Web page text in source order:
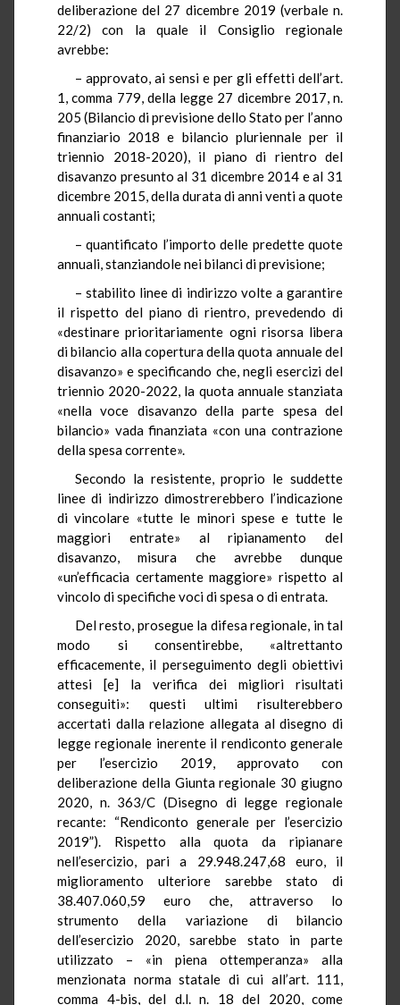
deliberazione del 27 dicembre 2019 (verbale n.
22/2) con la quale il Consiglio regionale
avrebbe:
– approvato, ai sensi e per gli effetti dell’art.
1, comma 779, della legge 27 dicembre 2017, n.
205 (Bilancio di previsione dello Stato per l’anno
finanziario 2018 e bilancio pluriennale per il
triennio 2018-2020), il piano di rientro del
disavanzo presunto al 31 dicembre 2014 e al 31
dicembre 2015, della durata di anni venti a quote
annuali costanti;
– quantificato l’importo delle predette quote
annuali, stanziandole nei bilanci di previsione;
– stabilito linee di indirizzo volte a garantire
il rispetto del piano di rientro, prevedendo di
«destinare prioritariamente ogni risorsa libera
di bilancio alla copertura della quota annuale del
disavanzo» e specificando che, negli esercizi del
triennio 2020-2022, la quota annuale stanziata
«nella voce disavanzo della parte spesa del
bilancio» vada finanziata «con una contrazione
della spesa corrente».
Secondo la resistente, proprio le suddette
linee di indirizzo dimostrerebbero l’indicazione
di vincolare «tutte le minori spese e tutte le
maggiori entrate» al ripianamento del
disavanzo, misura che avrebbe dunque
«un’efficacia certamente maggiore» rispetto al
vincolo di specifiche voci di spesa o di entrata.
Del resto, prosegue la difesa regionale, in tal
modo si consentirebbe, «altrettanto
efficacemente, il perseguimento degli obiettivi
attesi [e] la verifica dei migliori risultati
conseguiti»: questi ultimi risulterebbero
accertati dalla relazione allegata al disegno di
legge regionale inerente il rendiconto generale
per l’esercizio 2019, approvato con
deliberazione della Giunta regionale 30 giugno
2020, n. 363/C (Disegno di legge regionale
recante: “Rendiconto generale per l’esercizio
2019”). Rispetto alla quota da ripianare
nell’esercizio, pari a 29.948.247,68 euro, il
miglioramento ulteriore sarebbe stato di
38.407.060,59 euro che, attraverso lo
strumento della variazione di bilancio
dell’esercizio 2020, sarebbe stato in parte
utilizzato – «in piena ottemperanza» alla
menzionata norma statale di cui all’art. 111,
comma 4-bis, del d.l. n. 18 del 2020, come